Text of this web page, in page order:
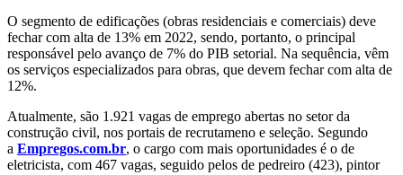
O segmento de edificações (obras residenciais e comerciais) deve
fechar com alta de 13% em 2022, sendo, portanto, o principal
responsável pelo avanço de 7% do PIB setorial. Na sequência, vêm
os serviços especializados para obras, que devem fechar com alta de
12%.
Atualmente, são 1.921 vagas de emprego abertas no setor da
construção civil, nos portais de recrutameno e seleção. Segundo
a Empregos.com.br, o cargo com mais oportunidades é o de
eletricista, com 467 vagas, seguido pelos de pedreiro (423), pintor